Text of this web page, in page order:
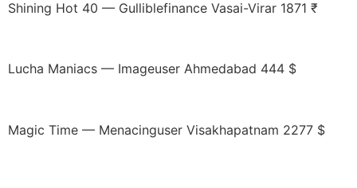
Shining Hot 40 — Gulliblefinance Vasai-Virar 1871 ₹
Lucha Maniacs — Imageuser Ahmedabad 444 $
Magic Time — Menacinguser Visakhapatnam 2277 $